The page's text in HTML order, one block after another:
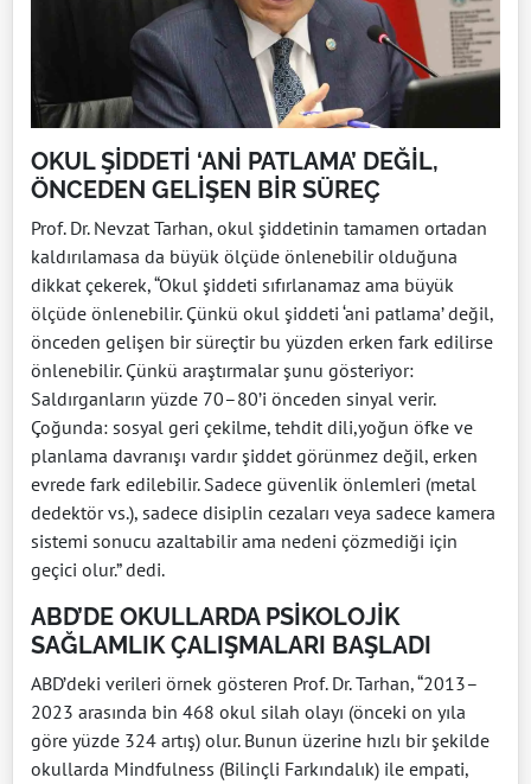
OKUL ŞİDDETİ ‘ANİ PATLAMA’ DEĞİL,
ÖNCEDEN GELİŞEN BİR SÜREÇ
Prof. Dr. Nevzat Tarhan, okul şiddetinin tamamen ortadan
kaldırılamasa da büyük ölçüde önlenebilir olduğuna
dikkat çekerek, “Okul şiddeti sıfırlanamaz ama büyük
ölçüde önlenebilir. Çünkü okul şiddeti ‘ani patlama’ değil,
önceden gelişen bir süreçtir bu yüzden erken fark edilirse
önlenebilir. Çünkü araştırmalar şunu gösteriyor:
Saldırganların yüzde 70–80’i önceden sinyal verir.
Çoğunda: sosyal geri çekilme, tehdit dili,yoğun öfke ve
planlama davranışı vardır şiddet görünmez değil, erken
evrede fark edilebilir. Sadece güvenlik önlemleri (metal
dedektör vs.), sadece disiplin cezaları veya sadece kamera
sistemi sonucu azaltabilir ama nedeni çözmediği için
geçici olur.” dedi.
ABD’DE OKULLARDA PSİKOLOJİK
SAĞLAMLIK ÇALIŞMALARI BAŞLADI
ABD’deki verileri örnek gösteren Prof. Dr. Tarhan, “2013–
2023 arasında bin 468 okul silah olayı (önceki on yıla
göre yüzde 324 artış) olur. Bunun üzerine hızlı bir şekilde
okullarda Mindfulness (Bilinçli Farkındalık) ile empati,